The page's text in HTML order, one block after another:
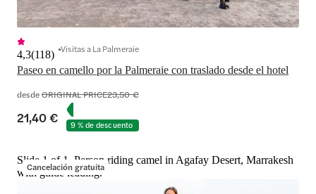
Paseo en camello por la Palmeraie con traslado desde el hotel
4,3(118) Visitas a La Palmeraie
desdeORIGINAL PRICE23,50 €
21,40 € 9 % de descuento
Cancelación gratuita
Slide 1 of 1, Person riding camel in Agafay Desert, Marrakesh
with guide leading.